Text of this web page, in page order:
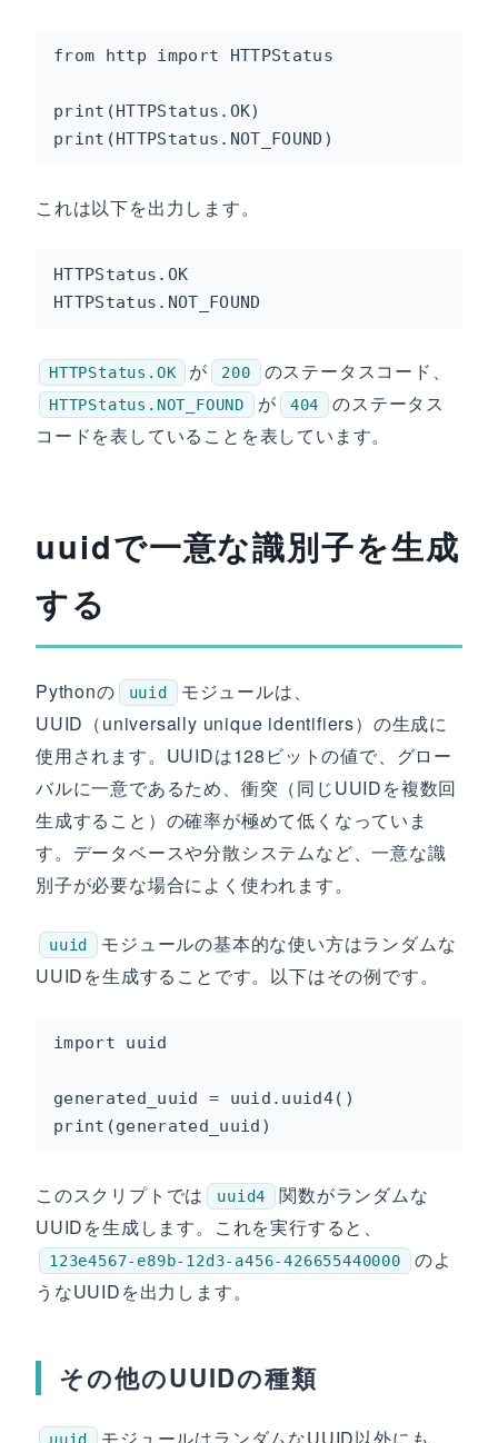
from http import HTTPStatus
print(HTTPStatus.OK)
print(HTTPStatus.NOT_FOUND)
これは以下を出力します。
HTTPStatus.OK
HTTPStatus.NOT_FOUND
HTTPStatus.OK が 200 のステータスコード、
HTTPStatus.NOT_FOUND が 404
のステータス
コードを表していることを表しています。
uuidで一意な識別子を生成
する
Pythonの uuid
モジュールは、
UUID（universally unique identifiers）の生成に
使用されます。UUIDは128ビットの値で、グロー
バルに一意であるため、衝突（同じUUIDを複数回
生成すること）の確率が極めて低くなっていま
す。データベースや分散システムなど、一意な識
別子が必要な場合によく使われます。
uuid
モジュールの基本的な使い方はランダムな
UUIDを生成することです。以下はその例です。
import uuid
generated_uuid = uuid.uuid4()
print(generated_uuid)
このスクリプトでは uuid4
関数がランダムな
UUIDを生成します。これを実行すると、
123e4567-e89b-12d3-a456-426655440000
のよ
うなUUIDを出力します。
その他のUUIDの種類